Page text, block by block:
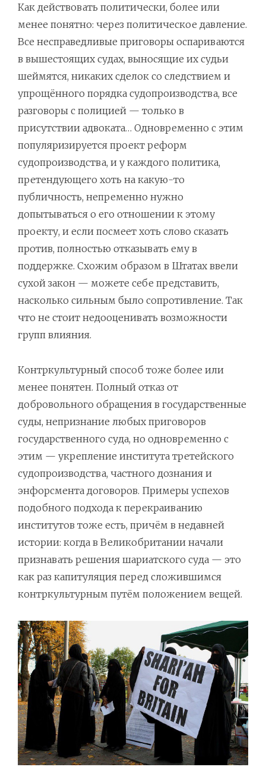
Как действовать политически, более или
менее понятно: через политическое давление.
Все несправедливые приговоры оспариваются
в вышестоящих судах, выносящие их судьи
шеймятся, никаких сделок со следствием и
упрощённого порядка судопроизводства, все
разговоры с полицией — только в
присутствии адвоката… Одновременно с этим
популяризируется проект реформ
судопроизводства, и у каждого политика,
претендующего хоть на какую-то
публичность, непременно нужно
допытываться о его отношении к этому
проекту, и если посмеет хоть слово сказать
против, полностью отказывать ему в
поддержке. Схожим образом в Штатах ввели
сухой закон — можете себе представить,
насколько сильным было сопротивление. Так
что не стоит недооценивать возможности
групп влияния.
Контркультурный способ тоже более или
менее понятен. Полный отказ от
добровольного обращения в государственные
суды, непризнание любых приговоров
государственного суда, но одновременно с
этим — укрепление института третейского
судопроизводства, частного дознания и
энфорсмента договоров. Примеры успехов
подобного подхода к перекраиванию
институтов тоже есть, причём в недавней
истории: когда в Великобритании начали
признавать решения шариатского суда — это
как раз капитуляция перед сложившимся
контркультурным путём положением вещей.